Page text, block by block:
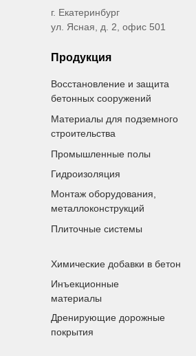
г. Екатеринбург
ул. Ясная, д. 2, офис 501
Продукция
Восстановление и защита
бетонных сооружений
Материалы для подземного
строительства
Промышленные полы
Гидроизоляция
Монтаж оборудования,
металлоконструкций
Плиточные системы
Химические добавки в бетон
Инъекционные
материалы
Дренирующие дорожные
покрытия